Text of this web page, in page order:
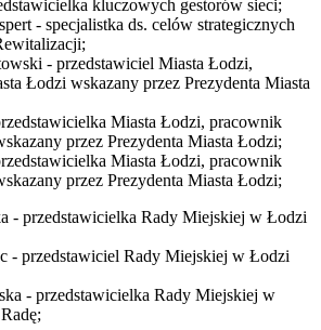
kluczowych gestorów sieci;
- specjalistka ds. celów strategicznych
- przedstawiciel Miasta Łodzi,
Łodzi wskazany przez Prezydenta Miasta
Miasta Łodzi, pracownik
przez Prezydenta Miasta Łodzi;
Miasta Łodzi, pracownik
przez Prezydenta Miasta Łodzi;
- przedstawicielka Rady Miejskiej w Łodzi
- przedstawiciel Rady Miejskiej w Łodzi
- przedstawicielka Rady Miejskiej w